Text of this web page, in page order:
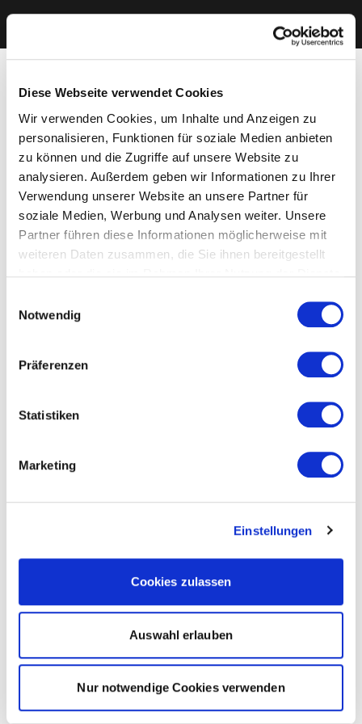
Diese Webseite verwendet Cookies
Wir verwenden Cookies, um Inhalte und Anzeigen zu
personalisieren, Funktionen für soziale Medien anbieten
zu können und die Zugriffe auf unsere Website zu
analysieren. Außerdem geben wir Informationen zu Ihrer
Verwendung unserer Website an unsere Partner für
soziale Medien, Werbung und Analysen weiter. Unsere
Partner führen diese Informationen möglicherweise mit
weiteren Daten zusammen, die Sie ihnen bereitgestellt
Cookies, wenn Sie unsere Webseite weiterhin nutzen.
Notwendig
Präferenzen
Statistiken
Marketing
Einstellungen
Cookies zulassen
Auswahl erlauben
Nur notwendige Cookies verwenden